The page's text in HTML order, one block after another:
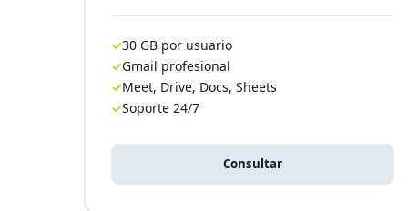
30 GB por usuario
Gmail profesional
Meet, Drive, Docs, Sheets
Soporte 24/7
Consultar